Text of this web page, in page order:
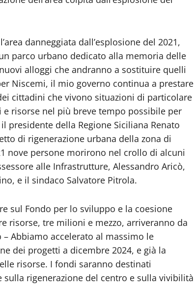
danneggiata dall’esplosione del 2021,
parco urbano dedicato alla memoria delle
alloggi che andranno a sostituire quelli
Niscemi, il mio governo continua a prestare
cittadini che vivono situazioni di particolare
risorse nel più breve tempo possibile per
presidente della Regione Siciliana Renato
di rigenerazione urbana della zona di
nove persone morirono nel crollo di alcuni
alle Infrastrutture, Alessandro Aricò,
e il sindaco Salvatore Pitrola.
sul Fondo per lo sviluppo e la coesione
risorse, tre milioni e mezzo, arriveranno da
Abbiamo accelerato al massimo le
dei progetti a dicembre 2024, e già la
risorse. I fondi saranno destinati
rigenerazione del centro e sulla vivibilità